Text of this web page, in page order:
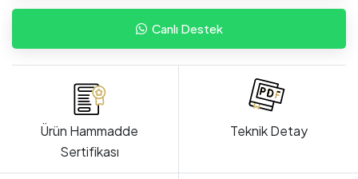
Canlı Destek
Ürün Hammadde
Sertifikası
Teknik Detay